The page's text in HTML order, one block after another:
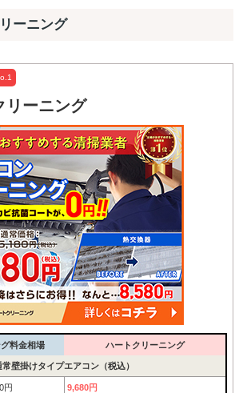
ーニング
リーニング
料金相場 ハートクリーニング
常壁掛けタイプエアコン（税込）
円 9,680円